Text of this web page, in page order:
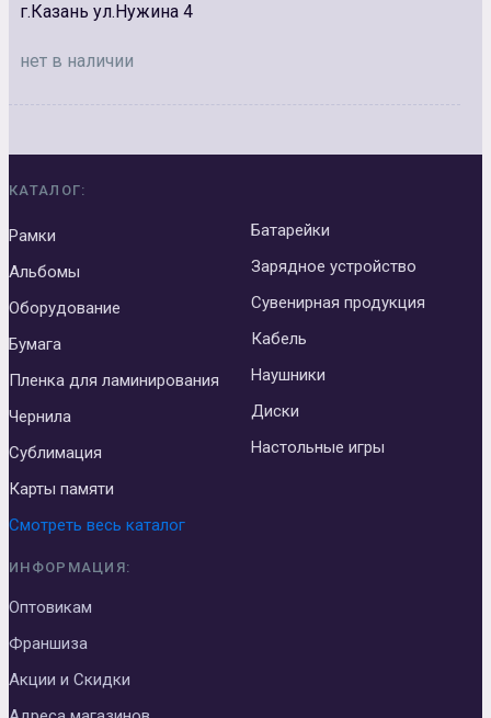
г.Казань ул.Нужина 4
нет в наличии
КАТАЛОГ:
Рамки
Альбомы
Оборудование
Бумага
Пленка для ламинирования
Чернила
Сублимация
Карты памяти
Батарейки
Зарядное устройство
Сувенирная продукция
Кабель
Наушники
Диски
Настольные игры
Смотреть весь каталог
ИНФОРМАЦИЯ:
Оптовикам
Франшиза
Акции и Скидки